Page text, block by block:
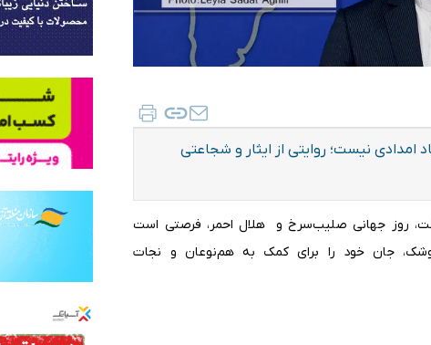
نیست؛ روایتی از ایثار و شجاعتی
‌به گزارش ایلنا، اسماعیل بقائی در ایکس نوشت: ۱۸ اردیبهشت، روز جهانی صلیب‌سرخ و ⁧ هلال‌ احمر⁩، فرصتی است
جان خود را برای کمک به هم‌نوعان و نجات